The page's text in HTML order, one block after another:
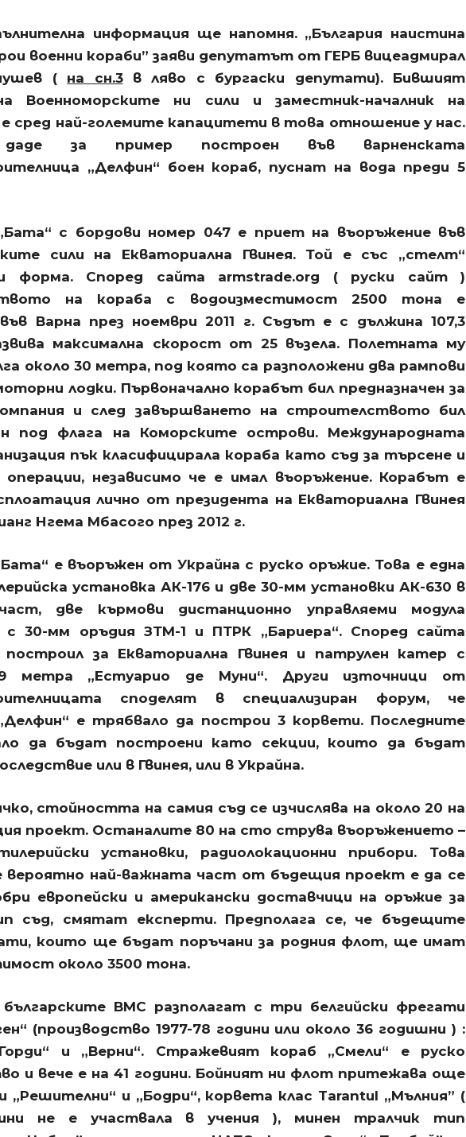
информация ще напомня. „България наистина
военни кораби” заяви депутатът от ГЕРБ вицеадмирал
( на сн.3в ляво с бургаски депутати). Бившият
Военноморските ни сили и заместник-началник на
сред най-големите капацитети в това отношение у нас.
за пример построен във варненската
„Делфин“ боен кораб, пуснат на вода преди 5
с бордови номер 047 е приет на въоръжение във
сили на Екваториална Гвинея. Той е със „стелт“
форма. Според сайта armstrade.org ( руски сайт )
на кораба с водоизместимост 2500 тона е
Варна през ноември 2011 г. Съдът е с дължина 107,3
максимална скорост от 25 възела. Полетната му
около 30 метра, под която са разположени два рампови
лодки. Първоначално корабът бил предназначен за
и след завършването на строителството бил
под флага на Коморските острови. Международната
пък класифицирала кораба като съд за търсене и
операции, независимо че е имал въоръжение. Корабът е
лично от президента на Екваториална Гвинея
Нгема Мбасого през 2012 г.
е въоръжен от Украйна с руско оръжие. Това е една
установка АК-176 и две 30-мм установки АК-630 в
две кърмови дистанционно управляеми модула
с 30-мм оръдия ЗТМ-1 и ПТРК „Бариера“. Според сайта
построил за Екваториална Гвинея и патрулен катер с
метра „Естуарио де Муни“. Други източници от
споделят в специализиран форум, че
е трябвало да построи 3 корвети. Последните
да бъдат построени като секции, които да бъдат
или в Гвинея, или в Украйна.
стойността на самия съд се изчислява на около 20 на
проект. Останалите 80 на сто струва въоръжението –
установки, радиолокационни прибори. Това
вероятно най-важната част от бъдещия проект е да се
европейски и американски доставчици на оръжие за
съд, смятат експерти. Предполага се, че бъдещите
които ще бъдат поръчани за родния флот, ще имат
около 3500 тона.
ВМС разполагат с три белгийски фрегати
(производство 1977-78 години или около 36 годишни ) :
и „Верни“. Стражевият кораб „Смели“ е руско
и вече е на 41 години. Бойният ни флот притежава още
„Решителни“ и „Бодри“, корвета клас Tarantul „Мълния” (
не е участвала в учения ), минен тралчик тип